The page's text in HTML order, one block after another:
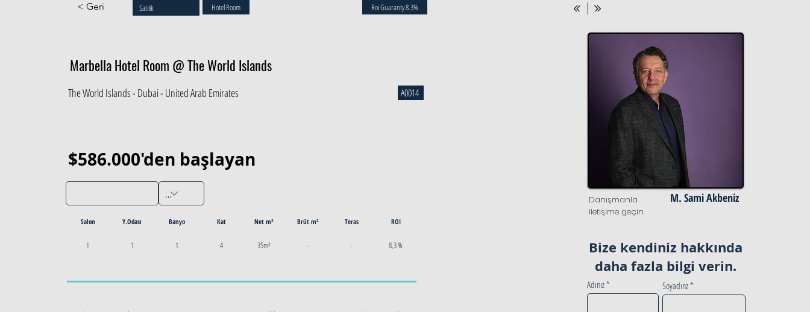
< Geri Satılık Hotel Room Roi Guaranty 8.3%
Marbella Hotel Room @ The World Islands
The World Islands - Dubai - United Arab Emirates A0014
$586.000'den başlayan
Net m² Brüt m² Teras ROI
35m² - - 8,3 %
Salon Y.Odası Banyo Kat
1 1 1 4
Danışmanla
iletişime geçin
M. Sami Akbeniz
Bize kendiniz hakkında
daha fazla bilgi verin.
Adınız Soyadınz